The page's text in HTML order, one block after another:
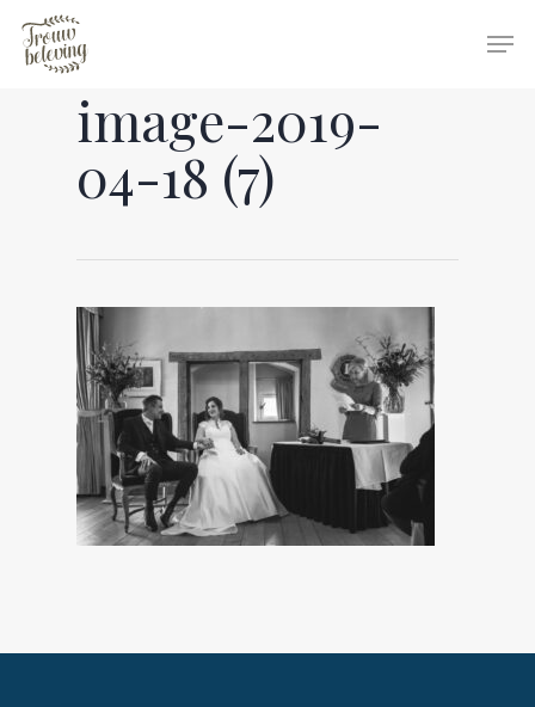
Hit enter to search or ESC to close
image-2019-
04-18 (7)